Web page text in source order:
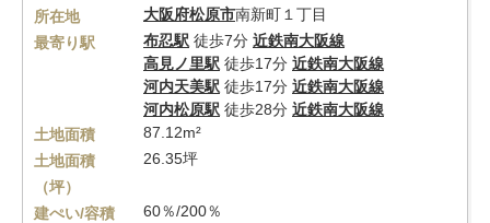
所在地 大阪府松原市南新町１丁目
最寄り駅
布忍駅 徒歩7分 近鉄南大阪線
高見ノ里駅 徒歩17分 近鉄南大阪線
河内天美駅 徒歩17分 近鉄南大阪線
河内松原駅 徒歩28分 近鉄南大阪線
土地面積
87.12m²
土地面積
（坪）
26.35坪
建ぺい/容積
60％/200％